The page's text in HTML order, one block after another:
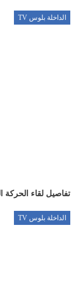
الداخلة بلوس TV
تفاصيل لقاء الحركة
الداخلة بلوس TV